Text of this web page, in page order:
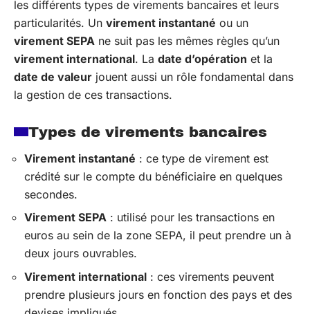
les différents types de virements bancaires et leurs
particularités. Un virement instantané ou un
virement SEPA ne suit pas les mêmes règles qu’un
virement international. La date d’opération et la
date de valeur jouent aussi un rôle fondamental dans
la gestion de ces transactions.
Types de virements bancaires
Virement instantané : ce type de virement est
crédité sur le compte du bénéficiaire en quelques
secondes.
Virement SEPA : utilisé pour les transactions en
euros au sein de la zone SEPA, il peut prendre un à
deux jours ouvrables.
Virement international : ces virements peuvent
prendre plusieurs jours en fonction des pays et des